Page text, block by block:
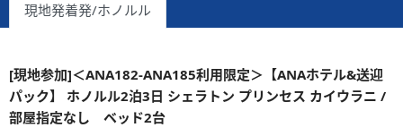
現地発着発/ホノルル
[現地参加]＜ANA182-ANA185利用限定＞【ANAホテル&送迎
パック】 ホノルル2泊3日 シェラトン プリンセス カイウラニ /
部屋指定なし ベッド2台